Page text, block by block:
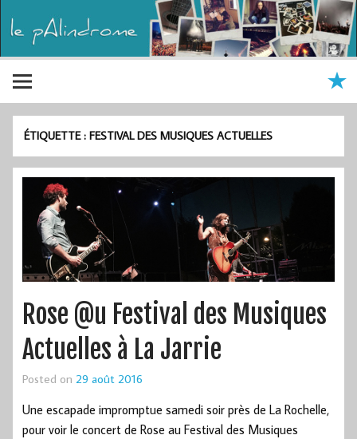
ÉTIQUETTE :FESTIVAL DES MUSIQUES ACTUELLES
Rose @u Festival des Musiques
Actuelles à La Jarrie
Posted on 29 août 2016
Une escapade impromptue samedi soir près de La Rochelle,
pour voir le concert de Rose au Festival des Musiques